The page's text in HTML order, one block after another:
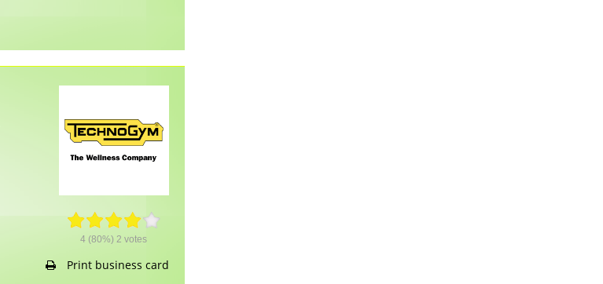
4 (80%) 2 votes
Print business card